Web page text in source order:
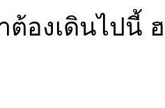
องเดินไปนี้